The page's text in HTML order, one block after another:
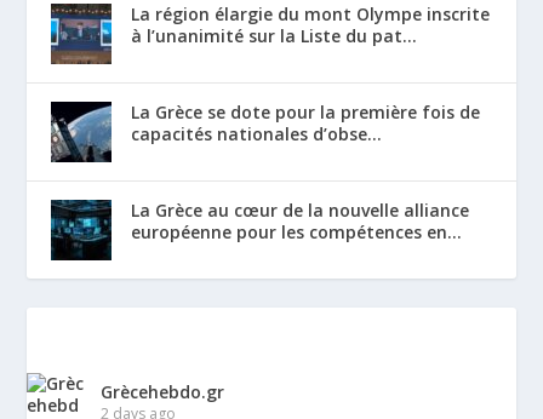
La région élargie du mont Olympe inscrite
à l’unanimité sur la Liste du pat...
La Grèce se dote pour la première fois de
capacités nationales d’obse...
La Grèce au cœur de la nouvelle alliance
européenne pour les compétences en...
Grècehebdo.gr
2 days ago